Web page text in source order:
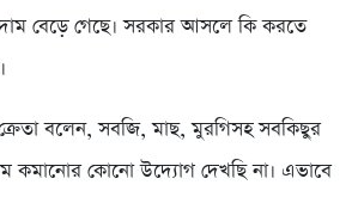
বেড়ে গেছে। সরকার আসলে কি করতে
বলেন, সবজি, মাছ, মুরগিসহ সবকিছুর
কমানোর কোনো উদ্যোগ দেখছি না। এভাবে